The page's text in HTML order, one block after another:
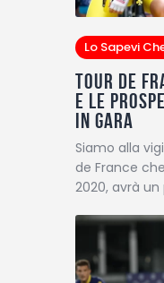
Lo Sapevi
Tour de
e le
in gara
Siamo alla
de France
2020, avrà